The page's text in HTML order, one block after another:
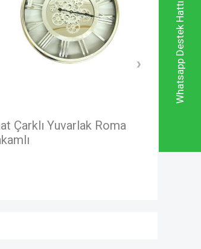
Whatsapp Destek Hattı
Saat Çarklı Askılı